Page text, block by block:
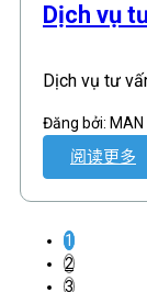
Dịch vụ
Dịch vụ tư
Đăng bởi:
阅读更多
1
2
3